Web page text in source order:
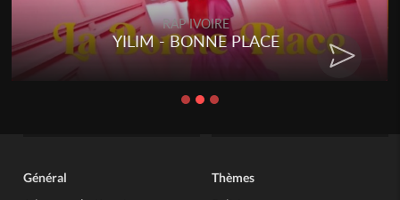
RAP IVOIRE
RENARD BARAKISSA - DOS DE
CHAT
Général Thèmes